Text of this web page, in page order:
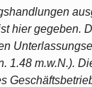
hier gegeben.
1.48 m.w.N.).